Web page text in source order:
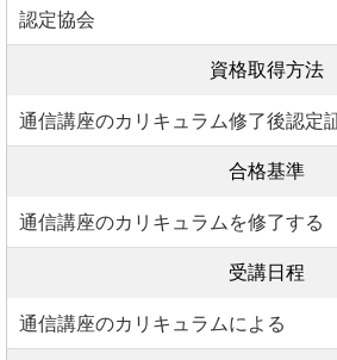
認定協会
資格取得方法
通信講座のカリキュラム修了後認定
合格基準
通信講座のカリキュラムを修了する
受講日程
通信講座のカリキュラムによる